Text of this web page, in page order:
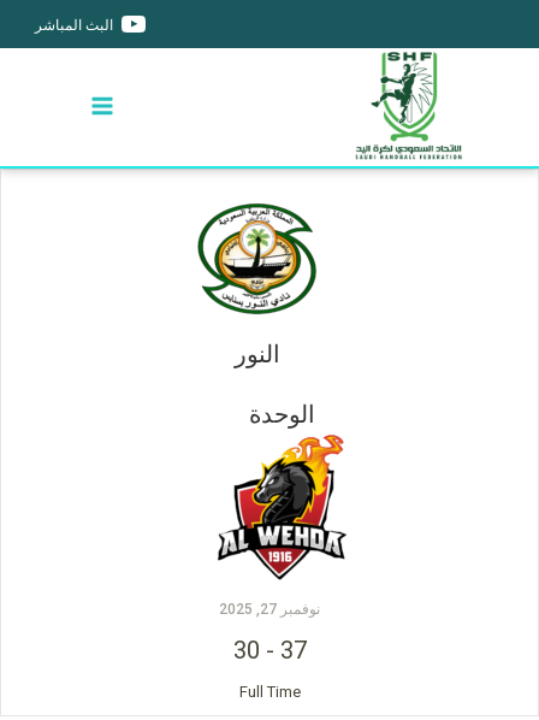
البث المباشر
النور
الوحدة
نوفمبر 27, 2025
37
-
30
Full Time